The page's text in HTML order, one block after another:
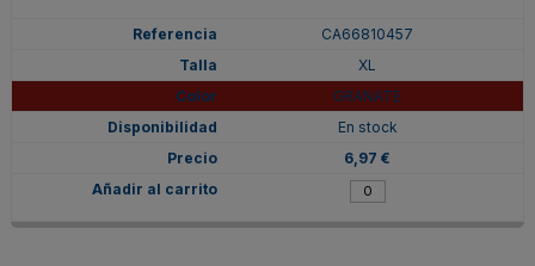
CA66810457
XL
GRANATE
En stock
6,97 €